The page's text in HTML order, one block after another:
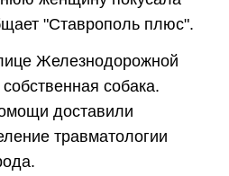
"Ставрополь плюс".
Железнодорожной
собака.
доставили
травматологии